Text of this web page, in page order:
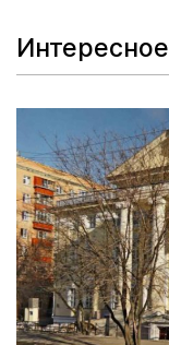
Интересное